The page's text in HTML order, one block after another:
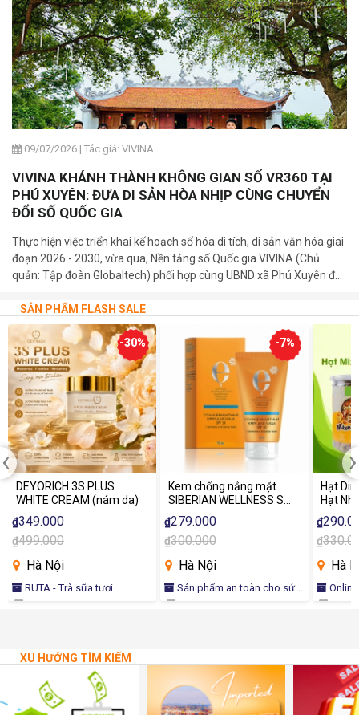
09/07/2026 | Tác giả: VIVINA
VIVINA KHÁNH THÀNH KHÔNG GIAN SỐ VR360 TẠI
PHÚ XUYÊN: ĐƯA DI SẢN HÒA NHỊP CÙNG CHUYỂN
ĐỔI SỐ QUỐC GIA
Thực hiện việc triển khai kế hoạch số hóa di tích, di sản văn hóa giai
đoạn 2026 - 2030, vừa qua, Nền tảng số Quốc gia VIVINA (Chủ
quản: Tập đoàn Globaltech) phối hợp cùng UBND xã Phú Xuyên đã
hóa tại các di tích cấp Quốc gia trên địa bàn xã.
SẢN PHẨM FLASH SALE
-30%
DEYORICH 3S PLUS
WHITE CREAM (nám da)
₫349.000
₫499.000
Hà Nội
RUTA - Trà sữa tươi
-7%
Kem chống nắng mặt
SIBERIAN WELLNESS Sun
Care Face Cream SPF 50
₫279.000
₫300.000
Hà Nội
khỏe - Vì sức khỏe người Việt
Hạt
Hạt
Quả
Ăn
₫
₫
Hà
‹ ›
XU HƯỚNG TÌM KIẾM